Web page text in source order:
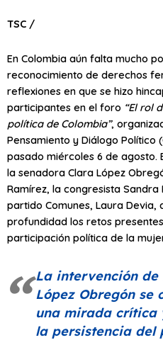
TSC /
En Colombia aún falta mucho
reconocimiento de derechos
reflexiones en que se hizo
participantes en el foro “El rol
política de Colombia”,
Pensamiento y Diálogo Político
pasado miércoles 6 de agosto.
la senadora Clara López
Ramírez, la congresista
partido Comunes, Laura
profundidad los retos
participación política de la
La intervención de
López Obregón se
una mirada crítica
la persistencia del